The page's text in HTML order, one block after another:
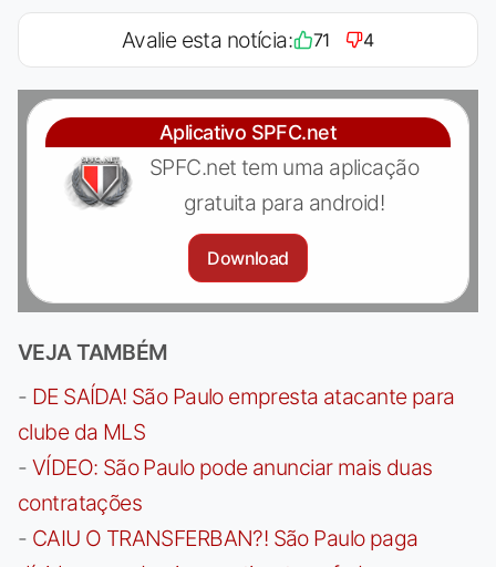
Avalie esta notícia: 71 4
Aplicativo SPFC.net
SPFC.net tem uma aplicação
gratuita para android!
Download
VEJA TAMBÉM
- DE SAÍDA! São Paulo empresta atacante para
clube da MLS
- VÍDEO: São Paulo pode anunciar mais duas
contratações
- CAIU O TRANSFERBAN?! São Paulo paga